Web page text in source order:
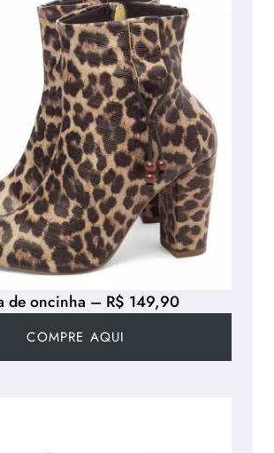
de oncinha – R$ 149,90
COMPRE AQUI